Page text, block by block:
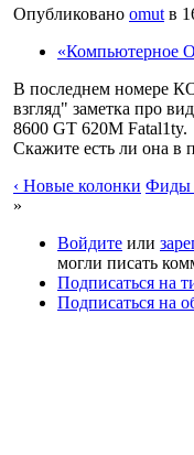
Опубликовано omut в
«Компьютерное
В последнем номере
взгляд" заметка про
8600 GT 620M Fatal1ty.
Скажите есть ли она в
‹ Новые колонки Фиды
»
Войдите или
могли писать
Подписаться на
Подписаться на